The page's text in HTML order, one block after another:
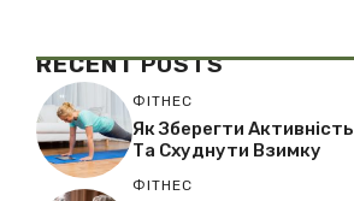
RECENTPOSTS
ФІТНЕС
Як Зберегти Активність
Та Схуднути Взимку
ФІТНЕС